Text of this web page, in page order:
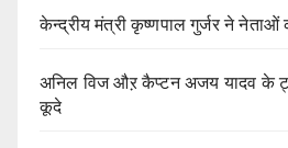
केन्द्रीय मंत्री कृष्णपाल गुर्जर ने नेताओं
अनिल विज औऱ कैप्टन अजय यादव के
कूदे